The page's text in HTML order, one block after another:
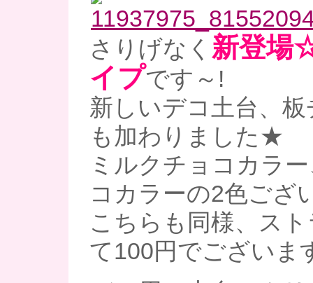
さりげなく 新登場
イプです～!
新しいデコ土台、
も加わりました★
ミルクチョコカラ
コカラーの2色ござ
こちらも同様、ス
て100円でございま